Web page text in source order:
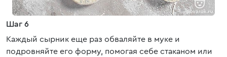
Шаг 6
Каждый сырник еще раз обваляйте в муке и
подровняйте его форму, помогая себе стаканом или